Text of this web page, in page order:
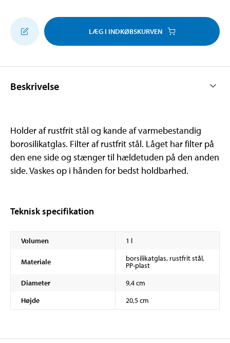
LÆG I INDKØBSKURVEN
Beskrivelse
Holder af rustfrit stål og kande af varmebestandig
borosilikatglas. Filter af rustfrit stål. Låget har filter på
den ene side og stænger til hældetuden på den anden
side. Vaskes op i hånden for bedst holdbarhed.
Teknisk specifikation
Volumen 1 l
Materiale borsilikatglas, rustfrit stål,
PP-plast
Diameter
9,4 cm
Højde
20,5 cm